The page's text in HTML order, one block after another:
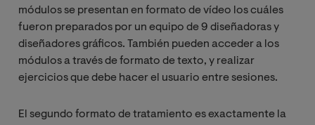
módulos se presentan en formato de vídeo los cuáles
fueron preparados por un equipo de 9 diseñadoras y
diseñadores gráficos. También pueden acceder a los
módulos a través de formato de texto, y realizar
ejercicios que debe hacer el usuario entre sesiones.
El segundo formato de tratamiento es exactamente la